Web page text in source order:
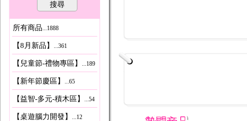
搜尋
所有商品 ...1888
【8月新品】 ...361
【兒童節-禮物專區】 ...189
【新年節慶區】 ...65
【益智-多元-積木區】 ...54
【桌遊腦力開發】 ...12